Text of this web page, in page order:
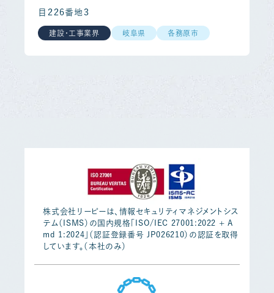
目２２６番地３
建設・工事業界 岐阜県 各務原市
株式会社リーピーは、情報セキュリティマネジメントシス
テム（ISMS）の国内規格「ISO/IEC 27001:2022 + A
md 1:2024」（認証登録番号 JP026210）の認証を取得
しています。（本社のみ）